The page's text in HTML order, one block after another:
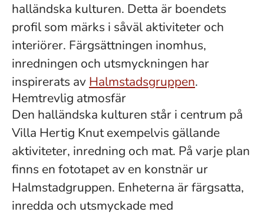
halländska kulturen. Detta är boendets
profil som märks i såväl aktiviteter och
interiörer. Färgsättningen inomhus,
inredningen och utsmyckningen har
inspirerats av Halmstadsgruppen.
Hemtrevlig atmosfär
Den halländska kulturen står i centrum på
Villa Hertig Knut exempelvis gällande
aktiviteter, inredning och mat. På varje plan
finns en fototapet av en konstnär ur
Halmstadgruppen. Enheterna är färgsatta,
inredda och utsmyckade med